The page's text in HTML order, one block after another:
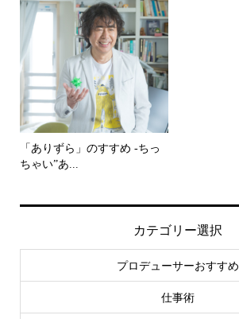
「ありずら」のすすめ -ちっ
ちゃい”あ...
カテゴリー選択
プロデューサーおすすめ
仕事術